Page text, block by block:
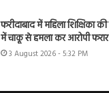
फरीदाबाद में महिला शिक्षिका
में चाकू से हमला कर आरोपी फरार
3 August 2026 - 5:32 PM